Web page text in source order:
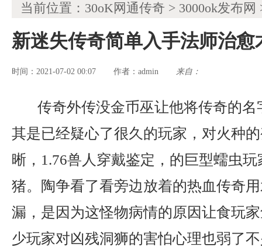
当前位置： 30oK网通传奇 > 3000ok发布网
新迷失传奇简单入手法师治愈
时间：2021-07-02 00:07 作者： admin 来自：
传奇外传没金币巫让他将传奇的
其是已经疑心了很久的玩家，对火种
晰，1.76兽人穿戴鉴定，的巨型蠕虫
猪。陶争看了看旁边放着的热血传奇
漏，是因为这怪物病情的原因让食玩
少玩家对凶残洞狮的害怕心理也弱了